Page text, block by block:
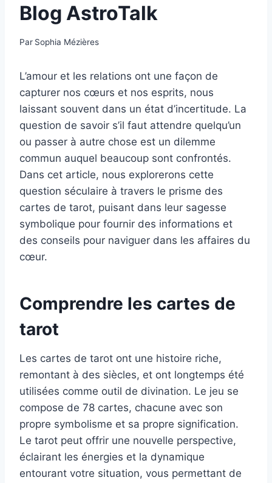
Blog AstroTalk
Par Sophia Mézières
L’amour et les relations ont une façon de
capturer nos cœurs et nos esprits, nous
laissant souvent dans un état d’incertitude. La
question de savoir s’il faut attendre quelqu’un
ou passer à autre chose est un dilemme
commun auquel beaucoup sont confrontés.
Dans cet article, nous explorerons cette
question séculaire à travers le prisme des
cartes de tarot, puisant dans leur sagesse
symbolique pour fournir des informations et
des conseils pour naviguer dans les affaires du
cœur.
Comprendre les cartes de
tarot
Les cartes de tarot ont une histoire riche,
remontant à des siècles, et ont longtemps été
utilisées comme outil de divination. Le jeu se
compose de 78 cartes, chacune avec son
propre symbolisme et sa propre signification.
Le tarot peut offrir une nouvelle perspective,
éclairant les énergies et la dynamique
entourant votre situation, vous permettant de